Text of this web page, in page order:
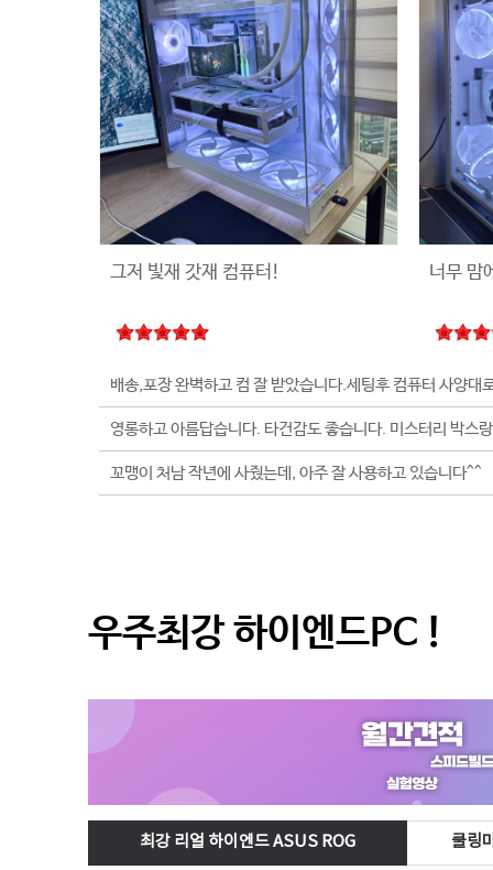
그저 빛재 갓재 컴퓨터! 너무 맘
꼬맹이 처남 작년에 사줬는데, 아주 잘 사용하고 있습니다^^
우주최강 하이엔드PC !
최강 리얼 하이엔드 ASUS ROG 쿨링